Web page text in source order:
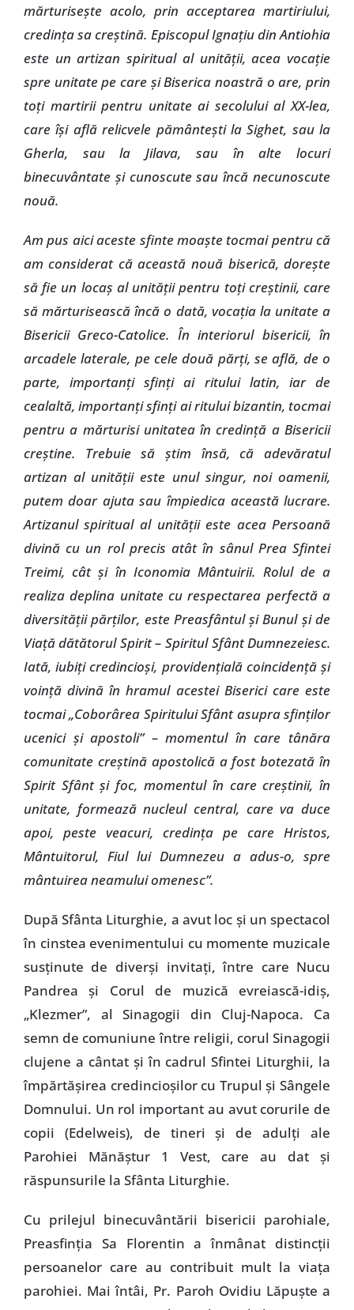
mărturiseşte acolo, prin acceptarea martiriului,
credinţa sa creştină. Episcopul Ignaţiu din Antiohia
este un artizan spiritual al unităţii, acea vocaţie
spre unitate pe care şi Biserica noastră o are, prin
toţi martirii pentru unitate ai secolului al XX-lea,
care îşi află relicvele pământeşti la Sighet, sau la
Gherla, sau la Jilava, sau în alte locuri
binecuvântate şi cunoscute sau încă necunoscute
nouă.
Am pus aici aceste sfinte moaşte tocmai pentru că
am considerat că această nouă biserică, doreşte
să fie un locaş al unităţii pentru toţi creştinii, care
să mărturisească încă o dată, vocaţia la unitate a
Bisericii Greco-Catolice. În interiorul bisericii, în
arcadele laterale, pe cele două părţi, se află, de o
parte, importanţi sfinţi ai ritului latin, iar de
cealaltă, importanţi sfinţi ai ritului bizantin, tocmai
pentru a mărturisi unitatea în credinţă a Bisericii
creştine. Trebuie să ştim însă, că adevăratul
artizan al unităţii este unul singur, noi oamenii,
putem doar ajuta sau împiedica această lucrare.
Artizanul spiritual al unităţii este acea Persoană
divină cu un rol precis atât în sânul Prea Sfintei
Treimi, cât şi în Iconomia Mântuirii. Rolul de a
realiza deplina unitate cu respectarea perfectă a
diversităţii părţilor, este Preasfântul şi Bunul şi de
Viaţă dătătorul Spirit – Spiritul Sfânt Dumnezeiesc.
Iată, iubiţi credincioşi, providenţială coincidenţă şi
voinţă divină în hramul acestei Biserici care este
tocmai „Coborârea Spiritului Sfânt asupra sfinţilor
ucenici şi apostoli” – momentul în care tânăra
comunitate creştină apostolică a fost botezată în
Spirit Sfânt şi foc, momentul în care creştinii, în
unitate, formează nucleul central, care va duce
apoi, peste veacuri, credinţa pe care Hristos,
Mântuitorul, Fiul lui Dumnezeu a adus-o, spre
mântuirea neamului omenesc”.
După Sfânta Liturghie, a avut loc şi un spectacol
în cinstea evenimentului cu momente muzicale
susţinute de diverşi invitaţi, între care Nucu
Pandrea şi Corul de muzică evreiască-idiş,
„Klezmer”, al Sinagogii din Cluj-Napoca. Ca
semn de comuniune între religii, corul Sinagogii
clujene a cântat şi în cadrul Sfintei Liturghii, la
împărtăşirea credincioşilor cu Trupul şi Sângele
Domnului. Un rol important au avut corurile de
copii (Edelweis), de tineri şi de adulţi ale
Parohiei Mănăştur 1 Vest, care au dat şi
răspunsurile la Sfânta Liturghie.
Cu prilejul binecuvântării bisericii parohiale,
Preasfinţia Sa Florentin a înmânat distincţii
persoanelor care au contribuit mult la viaţa
parohiei. Mai întâi, Pr. Paroh Ovidiu Lăpuşte a